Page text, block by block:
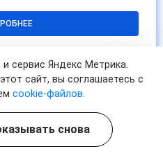
сервис Яндекс Метрика.
сайт, вы соглашаетесь с
cookie-файлов.
снова